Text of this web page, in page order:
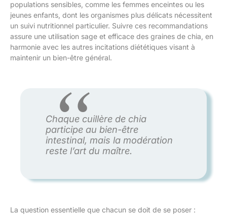
populations sensibles, comme les femmes enceintes ou les
jeunes enfants, dont les organismes plus délicats nécessitent
un suivi nutritionnel particulier. Suivre ces recommandations
assure une utilisation sage et efficace des graines de chia, en
harmonie avec les autres incitations diététiques visant à
maintenir un bien-être général.
Chaque cuillère de chia
participe au bien-être
intestinal, mais la modération
reste l’art du maître.
La question essentielle que chacun se doit de se poser :